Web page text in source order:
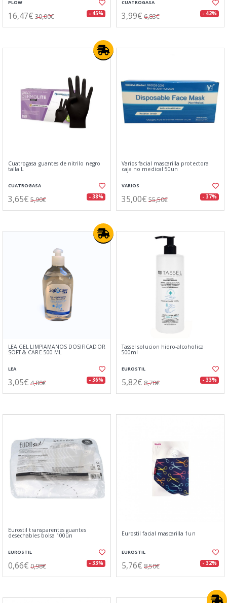
PLOW
16,47€ 30,00€ - 45%
CUATROGASA
3,99€ 6,83€ - 42%
Cuatrogasa guantes de nitrilo negro
talla L
CUATROGASA
3,65€ 5,90€ - 38%
Varios facial mascarilla protectora
caja no medical 50un
VARIOS
35,00€ 55,50€ - 37%
LEA GEL LIMPIAMANOS DOSIFICADOR
SOFT & CARE 500 ML
LEA
3,05€ 4,80€ - 36%
Tassel solucion hidro-alcoholica
500ml
EUROSTIL
5,82€ 8,70€ - 33%
Eurostil transparentes guantes
desechables bolsa 100un
EUROSTIL
0,66€ 0,98€ - 33%
Eurostil facial mascarilla 1un
EUROSTIL
5,76€ 8,50€ - 32%